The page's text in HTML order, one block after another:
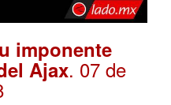
imponente
Ajax. 07 de